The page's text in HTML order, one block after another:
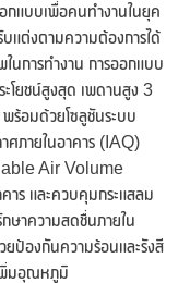
กแบบเพื่อคนทำงานในยุค
แต่งตามความต้องการได้
นการทำงาน การออกแบบ
ะโยชน์สูงสุด เพดานสูง 3
พร้อมด้วยโซลูชันระบบ
ศภายในอาคาร (IAQ)
Air Volume
ร และควบคุมกระแสลม
ษาความสดชื่นภายใน
ป้องกันความร้อนและรังสี
พิ่มอุณหภูมิ